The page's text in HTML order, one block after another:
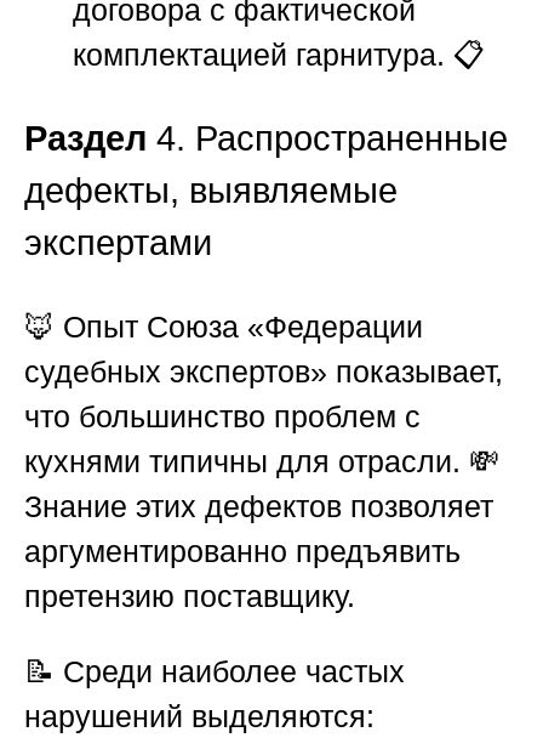
договора с фактической
комплектацией гарнитура. 📋
Раздел 4. Распространенные
дефекты, выявляемые
экспертами
🦊 Опыт Союза «Федерации
судебных экспертов» показывает,
что большинство проблем с
кухнями типичны для отрасли. 💸
Знание этих дефектов позволяет
аргументированно предъявить
претензию поставщику.
📝 Среди наиболее частых
нарушений выделяются: